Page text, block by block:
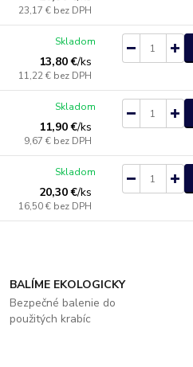
23,17 € bez DPH
13,80 €/ks
11,22 € bez DPH
Skladom
11,90 €/ks
9,67 € bez DPH
Skladom
20,30 €/ks
16,50 € bez DPH
Skladom
BALÍME EKOLOGICKY
Bezpečné balenie do
použitých krabíc